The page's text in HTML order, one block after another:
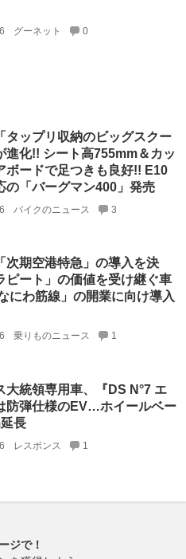
グーネット 0
タップリ収納のビッグスクー
進化!! シート高755mm＆カッ
ボードで足つきも良好!! E10
の「バーグマン400」発売
バイクのニュース 3
次期空港特急」の導入を決
ピート」の価値を受け継ぐ車
にわ筋線」の開業に向け導入
乗りものニュース 1
大統領専用車、『DS N°7 エ
防弾仕様のEV…ホイールベー
長
レスポンス 1
ジで！